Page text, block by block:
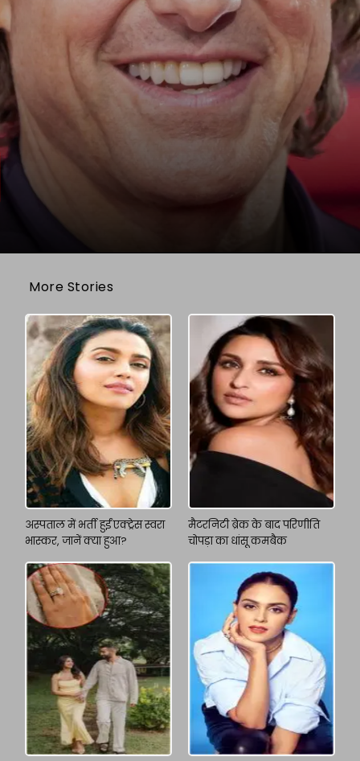
More Stories
अस्पताल में भर्ती हुईं एक्ट्रेस स्वरा
भास्कर, जानें क्या हुआ?
मैटरनिटी ब्रेक के बाद परिणीति
चोपड़ा का धांसू कमबैक